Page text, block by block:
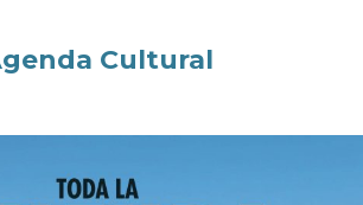
Cultural